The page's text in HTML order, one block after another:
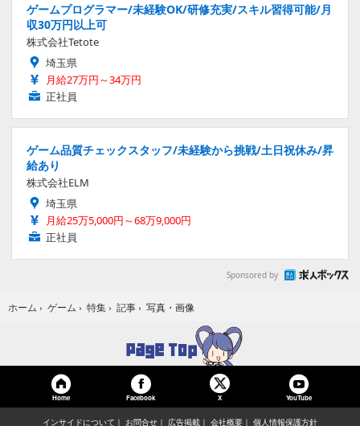
ゲームプログラマー/未経験OK/研修充実/スキル習得可能/月
収30万円以上可
株式会社Tetote
埼玉県
月給27万円～34万円
正社員
ゲーム品質チェックスタッフ/未経験から挑戦/土日祝休み/昇
給あり
株式会社ELM
埼玉県
月給25万5,000円～68万9,000円
正社員
Sponsored by
ホーム › ゲーム › 特集 › 記事 › 写真・画像
Home Facebook X YouTube
インサイドについて お問合せ 広告掲載 会社概要 個人情報保護方針